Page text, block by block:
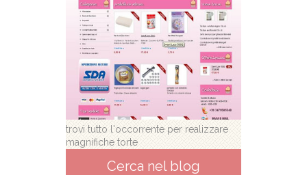
trovi tutto l'occorrente per realizzare
magnifiche torte
Cerca nel blog